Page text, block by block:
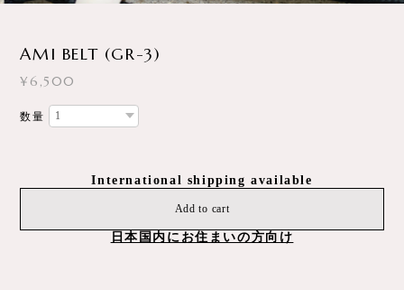
AMI BELT (GR-3)
¥6,500
数量
International shipping available
Add to cart
日本国内にお住まいの方向け